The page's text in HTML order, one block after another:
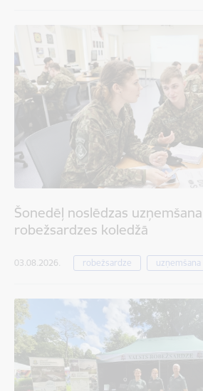
Šonedēļ noslēdzas
robežsardzes koledžā
03.08.2026. robežsardze uzņemšana